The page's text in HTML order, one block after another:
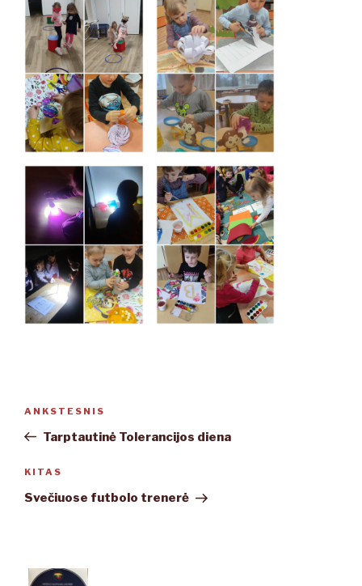
Ankstesnis
įrašas
ANKSTESNIS
Tarptautinė Tolerancijos diena
Kitas
įrašas
KITAS
Svečiuose futbolo trenerė